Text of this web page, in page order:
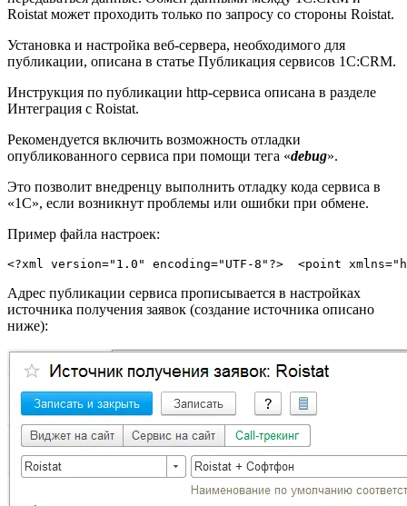
Roistat может проходить только по запросу со стороны Roistat.
Установка и настройка веб-сервера, необходимого для
публикации, описана в статье Публикация сервисов 1С:CRM.
Инструкция по публикации http-сервиса описана в разделе
Интеграция с Roistat.
Рекомендуется включить возможность отладки
опубликованного сервиса при помощи тега «debug».
Это позволит внедренцу выполнить отладку кода сервиса в
«1С», если возникнут проблемы или ошибки при обмене.
Пример файла настроек:
Адрес публикации сервиса прописывается в настройках
источника получения заявок (создание источника описано
ниже):